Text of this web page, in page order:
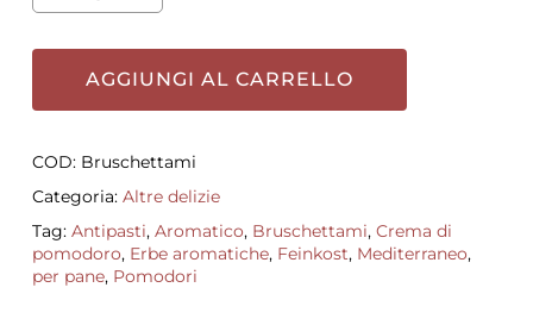
AGGIUNGI AL CARRELLO
COD: Bruschettami
Categoria: Altre delizie
Tag: Antipasti, Aromatico, Bruschettami, Crema di
pomodoro, Erbe aromatiche, Feinkost, Mediterraneo,
per pane, Pomodori